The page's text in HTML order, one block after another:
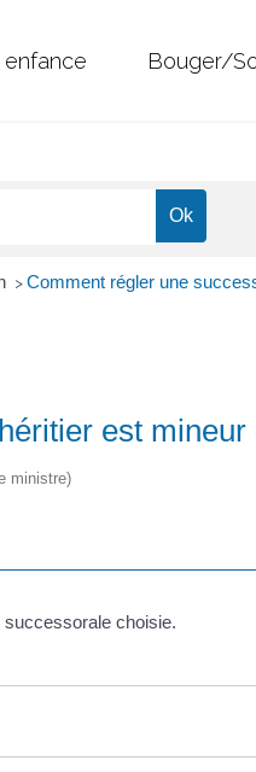
Bouger/
> Comment régler une
est
ministre)
successorale choisie.